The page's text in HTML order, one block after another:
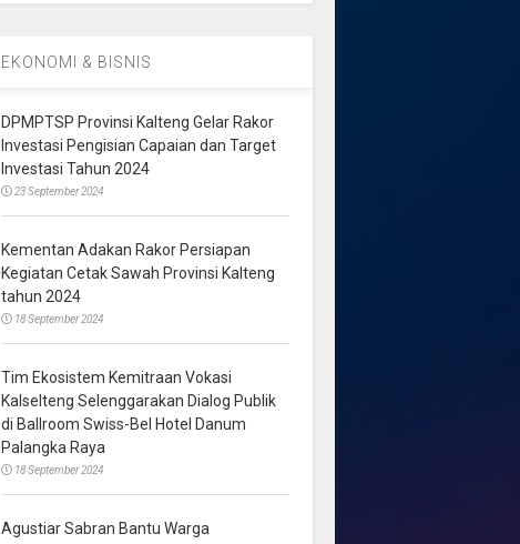
EKONOMI & BISNIS
DPMPTSP Provinsi Kalteng Gelar Rakor
Investasi Pengisian Capaian dan Target
Investasi Tahun 2024
23 September 2024
Kementan Adakan Rakor Persiapan
Kegiatan Cetak Sawah Provinsi Kalteng
tahun 2024
18 September 2024
Tim Ekosistem Kemitraan Vokasi
Kalselteng Selenggarakan Dialog Publik
di Ballroom Swiss-Bel Hotel Danum
Palangka Raya
18 September 2024
Agustiar Sabran Bantu Warga